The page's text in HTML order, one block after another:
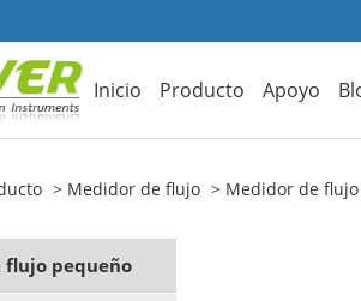
Inicio Producto Apoyo
Medidor de flujo Medidor de
flujo pequeño